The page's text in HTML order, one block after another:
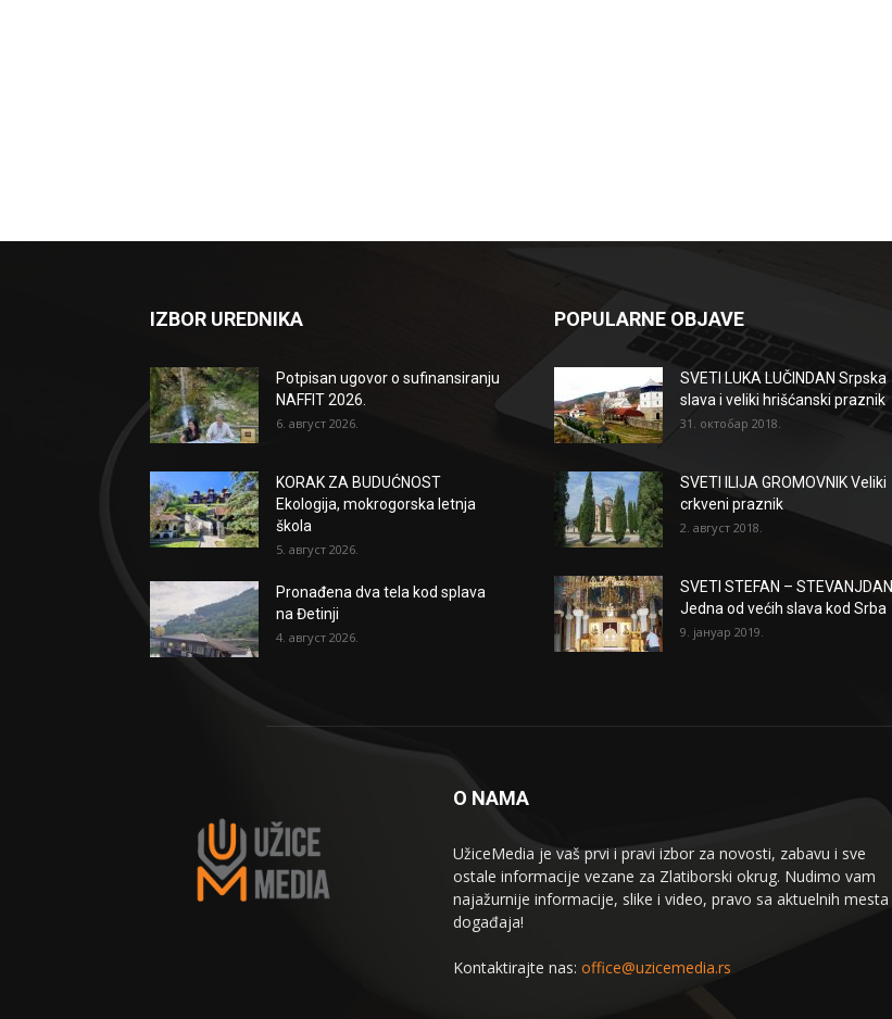
IZBOR UREDNIKA
Potpisan ugovor o sufinansiranju
NAFFIT 2026.
6. август 2026.
KORAK ZA BUDUĆNOST
Ekologija, mokrogorska letnja
škola
5. август 2026.
Pronađena dva tela kod splava
na Đetinji
4. август 2026.
POPULARNE OBJAVE
SVETI LUKA LUČINDAN Srpska
slava i veliki hrišćanski praznik
31. октобар 2018.
SVETI ILIJA GROMOVNIK Veliki
crkveni praznik
2. август 2018.
SVETI STEFAN – STEVANJDAN
Jedna od većih slava kod Srba
9. јануар 2019.
O NAMA
UžiceMedia je vaš prvi i pravi izbor za novosti, zabavu i sve
ostale informacije vezane za Zlatiborski okrug. Nudimo vam
najažurnije informacije, slike i video, pravo sa aktuelnih mesta
događaja!
Kontaktirajte nas: office@uzicemedia.rs